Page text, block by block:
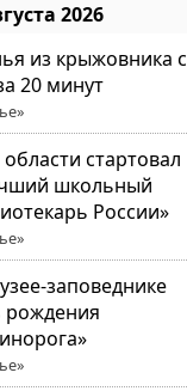
2026
из крыжовника с
20 минут
стартовал
школьный
России»
заповеднике
рождения